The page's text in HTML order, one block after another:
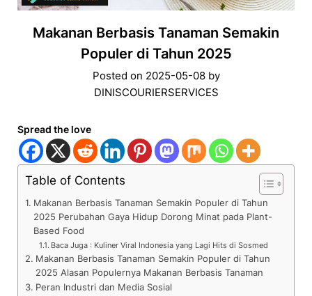
Makanan Berbasis Tanaman Semakin
Populer di Tahun 2025
Posted on 2025-05-08by
DINISCOURIERSERVICES
Spread the love
Table of Contents
Makanan Berbasis Tanaman Semakin Populer di Tahun
2025 Perubahan Gaya Hidup Dorong Minat pada Plant-
Based Food
Baca Juga : Kuliner Viral Indonesia yang Lagi Hits di Sosmed
Makanan Berbasis Tanaman Semakin Populer di Tahun
2025 Alasan Populernya Makanan Berbasis Tanaman
Peran Industri dan Media Sosial